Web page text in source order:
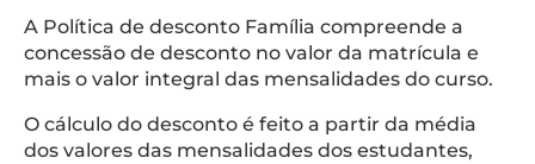
A Política de desconto Família compreende a
concessão de desconto no valor da matrícula e
mais o valor integral das mensalidades do curso.
O cálculo do desconto é feito a partir da média
dos valores das mensalidades dos estudantes,